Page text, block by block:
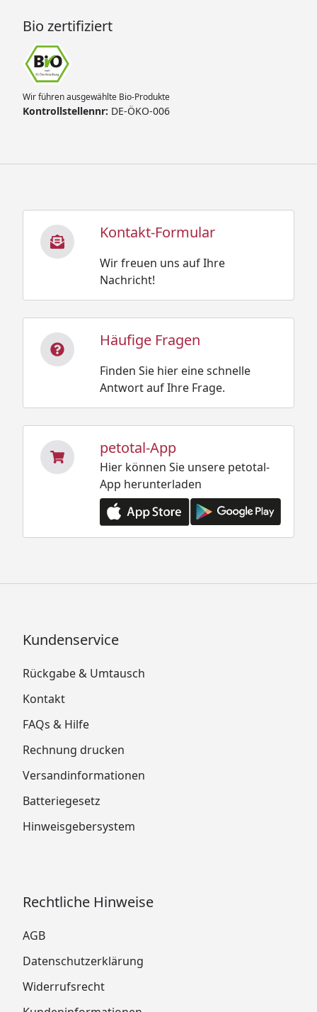
Bio zertifiziert
Wir führen ausgewählte Bio-Produkte
Kontrollstellennr: DE-ÖKO-006
Kontakt-Formular
Wir freuen uns auf Ihre
Nachricht!
Häufige Fragen
Finden Sie hier eine schnelle
Antwort auf Ihre Frage.
petotal-App
Hier können Sie unsere petotal-
App herunterladen
Kundenservice
Rückgabe & Umtausch
Kontakt
FAQs & Hilfe
Rechnung drucken
Versandinformationen
Batteriegesetz
Hinweisgebersystem
Rechtliche Hinweise
AGB
Datenschutzerklärung
Widerrufsrecht